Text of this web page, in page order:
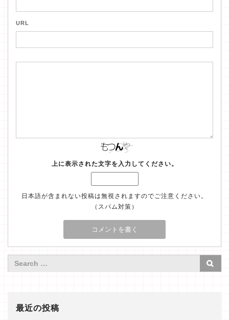
URL
上に表示された文字を入力してください。
日本語が含まれない投稿は無視されますのでご注意ください。
（スパム対策）
最近の投稿